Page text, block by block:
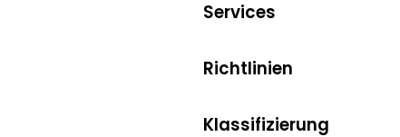
Services
Richtlinien
Klassifizierung